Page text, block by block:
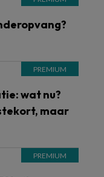
wat nu?
maar